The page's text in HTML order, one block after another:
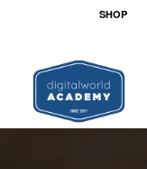
SHOP